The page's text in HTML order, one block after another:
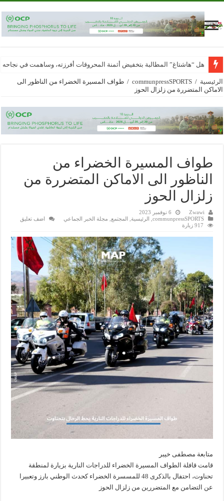
هل “هاشتاغ” المطالبة بتخفيض أثمنة المحروقات أفرزته، وساهمت في
الرئيسية /
communpressSPORTS
/ طواف المسيرة الخضراء من الناظور الى
الاماكن المتضررة من زلزال الحوز
طواف المسيرة الخضراء من
الناظور الى الاماكن المتضررة من
زلزال الحوز
Zwawi
6 نوفمبر 2023
communpressSPORTS الرئيسية المجتمع مجلة الخبر الجماعي
اضف تعليق
917 زيارة
متابعة مصطفى خيبر
قامت قافلة الطواف المسيرة الخضراء للدراجات النارية بزيارة لمنطقة
تحناوت، احتفال بالذكرى 48 للمسسرة الخضراء كحدث الوطني بارز وتعبيرا
عن التضامن مع المتضررين من زلزال الحوز